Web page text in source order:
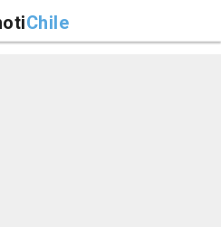
Chile